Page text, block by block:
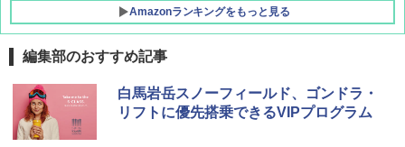
Amazonランキングをもっと見る
地球の歩き方 スター・ウォーズ
￥2,695
[キャンパーズコレクション 山善] ポップアッ
プテント 傘みたいに広げて畳める パッとサ
ッとサンシェード キューブ フルクローズ メ
DEWEL パラソル 大型 ビーチ アウトドアパ
ラソル ガーデン サイトシート付 折りたたみ
防水 UVカット 4段階高さ調整 軽量 収納袋付
編集部のおすすめ記事
白馬岩岳スノーフィールド、ゴンドラ・
リフトに優先搭乗できるVIPプログラム